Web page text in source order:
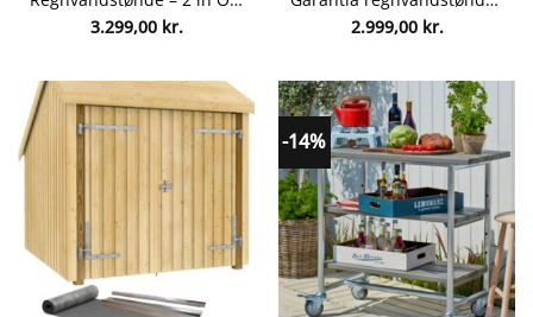
3.299,00 kr.
2.999,00 kr.
-14%